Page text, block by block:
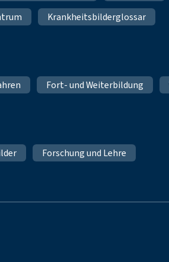
Krankheitsbilderglossar
Fort- und Weiterbildung
Forschung und Lehre